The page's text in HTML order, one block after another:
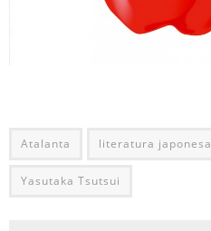
Atalanta literatura japonesa
Yasutaka Tsutsui